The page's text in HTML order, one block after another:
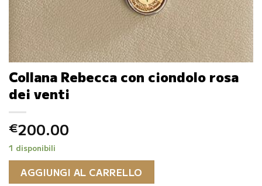
Collana Rebecca con ciondolo rosa
dei venti
€200.00
1 disponibili
AGGIUNGI AL CARRELLO